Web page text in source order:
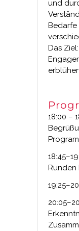
und
Bedarfe
Das
18:00 –
Runden